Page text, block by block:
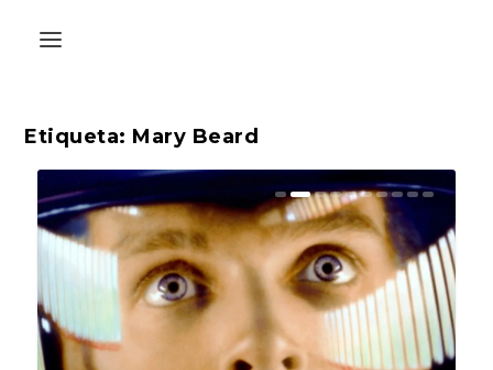
Etiqueta: Mary Beard